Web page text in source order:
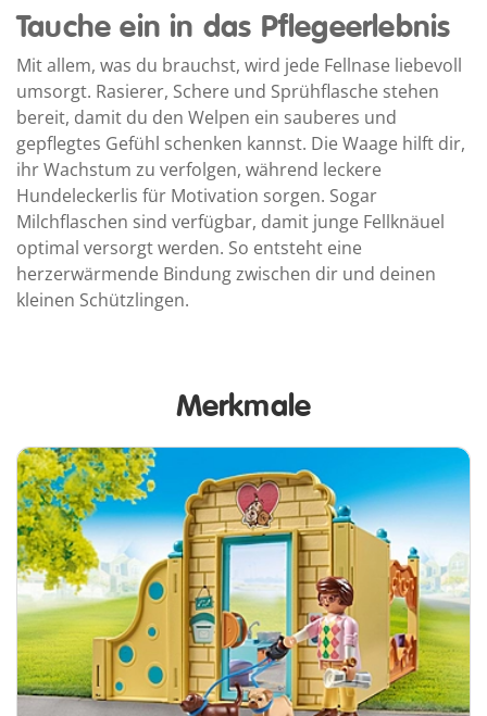
Tauche ein in das Pflegeerlebnis
Mit allem, was du brauchst, wird jede Fellnase liebevoll
umsorgt. Rasierer, Schere und Sprühflasche stehen
bereit, damit du den Welpen ein sauberes und
gepflegtes Gefühl schenken kannst. Die Waage hilft dir,
ihr Wachstum zu verfolgen, während leckere
Hundeleckerlis für Motivation sorgen. Sogar
Milchflaschen sind verfügbar, damit junge Fellknäuel
optimal versorgt werden. So entsteht eine
herzerwärmende Bindung zwischen dir und deinen
kleinen Schützlingen.
Merkmale